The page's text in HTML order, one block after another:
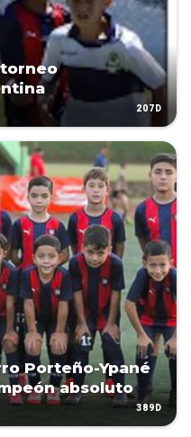
207D
Porteño-Ypané
absoluto
389D